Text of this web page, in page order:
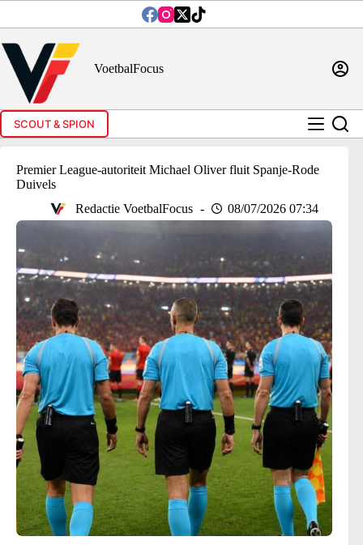
inhoud
VoetbalFocus
SCOUT & SPION
Premier League-autoriteit Michael Oliver fluit Spanje-Rode
Duivels
Redactie VoetbalFocus
08/07/2026 07:34